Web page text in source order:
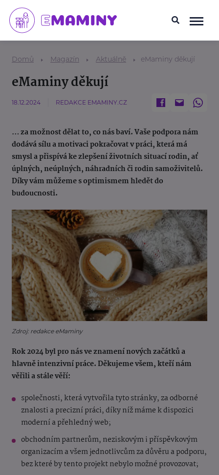
Domů Magazín Aktuálně eMaminy děkují
eMaminy děkují
18.12.2024 REDAKCE EMAMINY.CZ
… za možnost dělat to, co nás baví. Vaše podpora nám
dodává sílu a motivaci pokračovat v práci, která má
smysl a přispívá ke zlepšení životních situací rodin, ať
úplných, neúplných, náhradních či rodin samoživitelů.
Díky vám můžeme s optimismem hledět do
budoucnosti.
Zdroj: redakce eMaminy
Rok 2024 byl pro nás ve znamení nových začátků a
hlavně intenzivní práce. Děkujeme všem, kteří nám
věřili a stále věří:
společnosti, která vytvořila tyto stránky, za odborné
znalosti a precizní práci, díky níž máme k dispozici
moderní a přehledný web;
obchodním partnerům, neziskovým i příspěvkovým
organizacím a všem jednotlivcům za důvěru a podporu,
bez které by tento projekt nebylo možné provozovat;